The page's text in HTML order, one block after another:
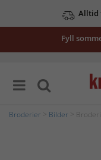
Alltid
Fyll
Broderier Bilder >